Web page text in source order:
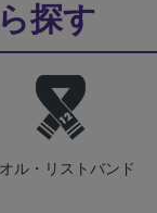
探す
ル・リストバンド